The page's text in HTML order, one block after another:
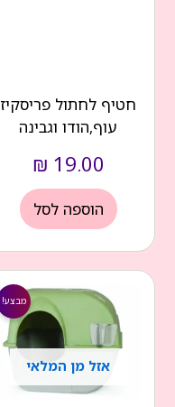
חטיף לחתול פריסקיז
עוף,הודו וגבינה
₪ 19.00
הוספה לסל
אזל מן המלאי
מבצע!
המחיר
המקורי
היה:
₪ 320.00.
המחיר
הנוכחי
הוא:
₪ 270.00.